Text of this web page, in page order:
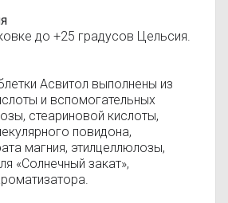
до +25 градусов Цельсия.
Асвитол выполнены из
и вспомогательных
стеариновой кислоты,
повидона,
магния, этилцеллюлозы,
«Солнечный закат»,